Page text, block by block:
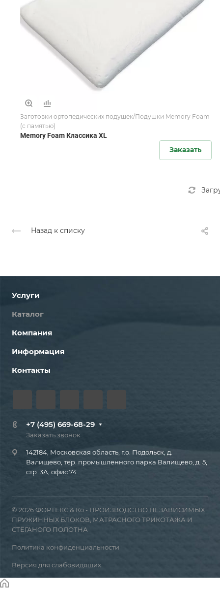
Заготовки ортопедических подушек/Подушки Memory Foam
(с памятью)
Memory Foam Классика XL
Заказать
Назад к списку
Услуги
Каталог
Компания
Информация
Контакты
+7 (495) 669-68-29
Заказать звонок
142184, Московская область, г.о. Подольск, д.
Валищево, тер. промышленного парка Валищево, д. 5,
стр. 3А, офис 74
© 2026 ФОРТЕКС & Ко - ПРОИЗВОДСТВО НЕЗАВИСИМЫХ
ПРУЖИННЫХ БЛОКОВ, МАТРАСНОГО ТРИКОТАЖА И
СТЁГАНОГО ПОЛОТНА
Политика конфиденциальности
Версия для слабовидящих